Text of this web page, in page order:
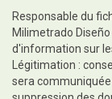
Responsable du
Milimetrado
d'information sur
Légitimation :
sera